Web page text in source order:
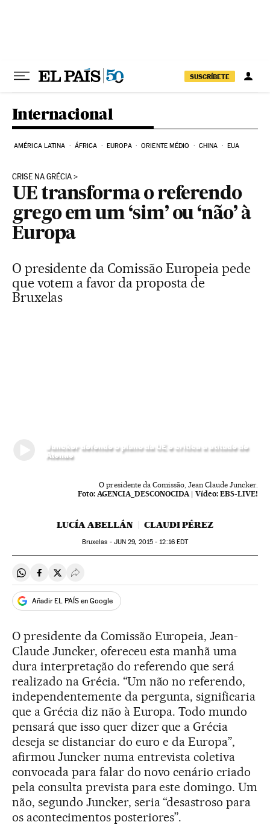
SUSCRÍBETE
Internacional
AMÉRICA LATINA ÁFRICA EUROPA ORIENTE MÉDIO CHINA EUA
CRISE NA GRÉCIA
UE transforma o referendo
grego em um ‘sim’ ou ‘não’ à
Europa
O presidente da Comissão Europeia pede
que votem a favor da proposta de
Bruxelas
Juncker defende o plano da UE e critica a atitude de
Atenas
O presidente da Comissão, Jean Claude Juncker.
Foto: AGENCIA_DESCONOCIDA| Vídeo: EBS-LIVE!
LUCÍA ABELLÁN CLAUDI PÉREZ
Bruxelas - JUN 29, 2015 - 12:16EDT
Compartir en Whatsapp
Compartir en Facebook
Compartir en Twitter
Desplegar Redes Sociales
Añadir EL PAÍS en Google
O presidente da Comissão Europeia, Jean-
Claude Juncker, ofereceu esta manhã uma
dura interpretação do referendo que será
realizado na Grécia. “Um não no referendo,
independentemente da pergunta, significaria
que a Grécia diz não à Europa. Todo mundo
pensará que isso quer dizer que a Grécia
deseja se distanciar do euro e da Europa”,
afirmou Juncker numa entrevista coletiva
convocada para falar do novo cenário criado
pela consulta prevista para este domingo. Um
não, segundo Juncker, seria “desastroso para
os acontecimentos posteriores”.